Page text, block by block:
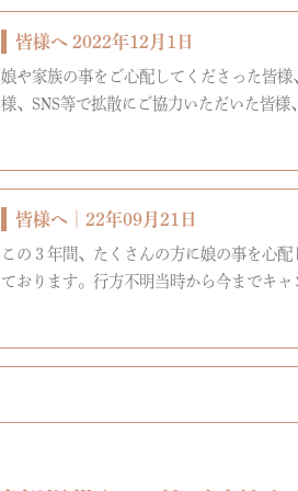
皆様へ 2022年12月1日
娘や家族の事をご心配してくださった皆
様、SNS等で拡散にご協力いただいた皆
皆様へ│22年09月21日
この３年間、たくさんの方に娘の事を心
ております。行方不明当時から今までキ